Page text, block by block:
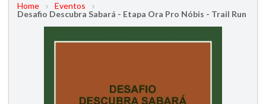
Home
Eventos
Desafio Descubra Sabará - Etapa Ora Pro Nóbis - Trail Run